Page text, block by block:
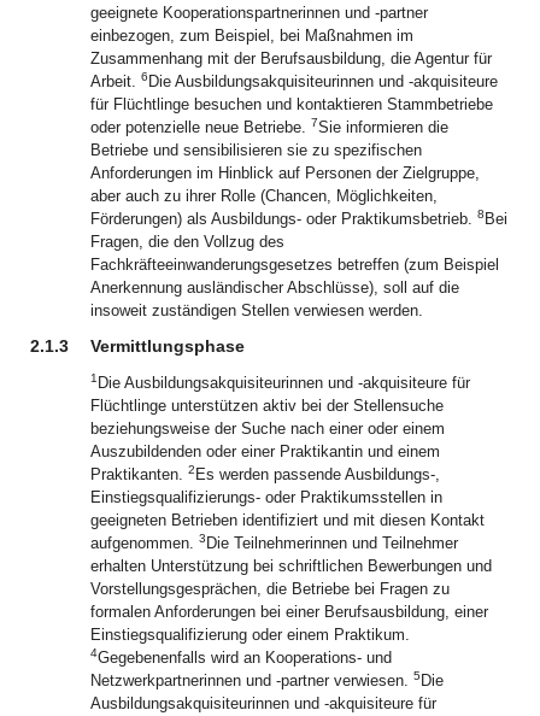
geeignete Kooperationspartnerinnen und -partner
einbezogen, zum Beispiel, bei Maßnahmen im
Zusammenhang mit der Berufsausbildung, die Agentur für
Arbeit. 6 Die Ausbildungsakquisiteurinnen und -akquisiteure
für Flüchtlinge besuchen und kontaktieren Stammbetriebe
oder potenzielle neue Betriebe. 7Sie informieren die
Betriebe und sensibilisieren sie zu spezifischen
Anforderungen im Hinblick auf Personen der Zielgruppe,
aber auch zu ihrer Rolle (Chancen, Möglichkeiten,
Förderungen) als Ausbildungs- oder Praktikumsbetrieb. 8 Bei
Fragen, die den Vollzug des
Fachkräfteeinwanderungsgesetzes betreffen (zum Beispiel
Anerkennung ausländischer Abschlüsse), soll auf die
insoweit zuständigen Stellen verwiesen werden.
2.1.3 Vermittlungsphase
1 Die Ausbildungsakquisiteurinnen und -akquisiteure für
Flüchtlinge unterstützen aktiv bei der Stellensuche
beziehungsweise der Suche nach einer oder einem
Auszubildenden oder einer Praktikantin und einem
Praktikanten. 2 Es werden passende Ausbildungs-,
Einstiegsqualifizierungs- oder Praktikumsstellen in
geeigneten Betrieben identifiziert und mit diesen Kontakt
aufgenommen. 3 Die Teilnehmerinnen und Teilnehmer
erhalten Unterstützung bei schriftlichen Bewerbungen und
Vorstellungsgesprächen, die Betriebe bei Fragen zu
formalen Anforderungen bei einer Berufsausbildung, einer
Einstiegsqualifizierung oder einem Praktikum.
4Gegebenenfalls wird an Kooperations- und
Netzwerkpartnerinnen und -partner verwiesen. 5 Die
Ausbildungsakquisiteurinnen und -akquisiteure für